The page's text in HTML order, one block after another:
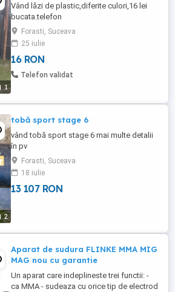
1
Vând lăzi de plastic,diferite culori,16 lei
bucata.telefon
Forasti, Suceava
25 iulie
16 RON
Telefon validat
2
tobă sport stage 6
vând tobă sport stage 6 mai multe detalii
în pv
Forasti, Suceava
18 iulie
13 107 RON
Aparat de sudura FLINKE MMA MIG
MAG nou cu garantie
Un aparat care indeplineste trei functii: -
ca MMA - sudeaza cu orice tip de electrod